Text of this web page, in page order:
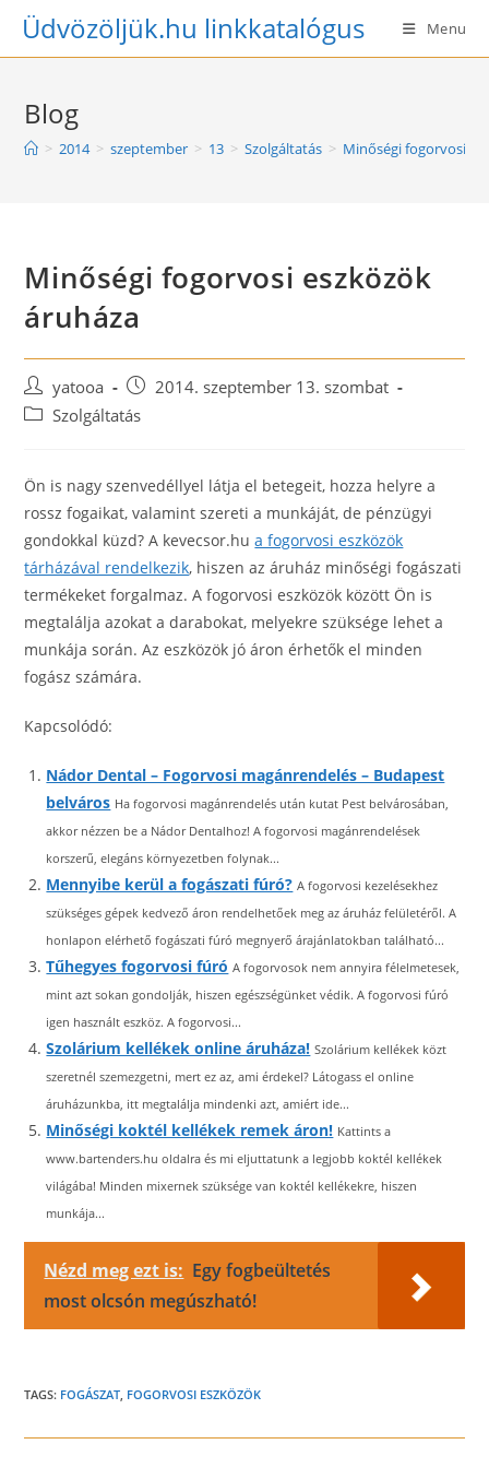
SkipÜdvözöljük.hu linkkatalógus Menu
Blog
> 2014 > szeptember > 13 > Szolgáltatás > Minőségi fogorvosi
Minőségi fogorvosi eszközök
áruháza
Post
author:
yatooa
Post
published:
2014. szeptember 13. szombat
PostSzolgáltatás
Ön is nagy szenvedéllyel látja el betegeit, hozza helyre a
rossz fogaikat, valamint szereti a munkáját, de pénzügyi
gondokkal küzd? A kevecsor.hua fogorvosi eszközök
tárházával rendelkezik, hiszen az áruház minőségi fogászati
termékeket forgalmaz. A fogorvosi eszközök között Ön is
megtalálja azokat a darabokat, melyekre szüksége lehet a
munkája során. Az eszközök jó áron érhetők el minden
fogász számára.
Kapcsolódó:
Nádor Dental – Fogorvosi magánrendelés – Budapest
belváros Ha fogorvosi magánrendelés után kutat Pest belvárosában,
akkor nézzen be a Nádor Dentalhoz! A fogorvosi magánrendelések
korszerű, elegáns környezetben folynak...
Mennyibe kerül a fogászati fúró? A fogorvosi kezelésekhez
szükséges gépek kedvező áron rendelhetőek meg az áruház felületéről. A
honlapon elérhető fogászati fúró megnyerő árajánlatokban található...
Tűhegyes fogorvosi fúró A fogorvosok nem annyira félelmetesek,
mint azt sokan gondolják, hiszen egészségünket védik. A fogorvosi fúró
igen használt eszköz. A fogorvosi...
Szolárium kellékek online áruháza! Szolárium kellékek közt
szeretnél szemezgetni, mert ez az, ami érdekel? Látogass el online
áruházunkba, itt megtalálja mindenki azt, amiért ide...
Minőségi koktél kellékek remek áron! Kattints a
www.bartenders.hu oldalra és mi eljuttatunk a legjobb koktél kellékek
világába! Minden mixernek szüksége van koktél kellékekre, hiszen
munkája...
Nézd meg ezt is: Egy fogbeültetés
most olcsón megúszható!
TAGS: FOGÁSZAT, FOGORVOSI ESZKÖZÖK